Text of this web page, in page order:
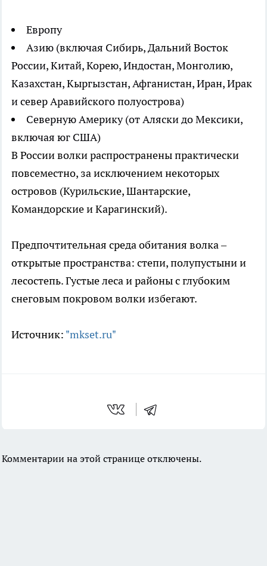
Европу
Азию (включая Сибирь, Дальний Восток
России, Китай, Корею, Индостан, Монголию,
Казахстан, Кыргызстан, Афганистан, Иран, Ирак
и север Аравийского полуострова)
Северную Америку (от Аляски до Мексики,
включая юг США)
В России волки распространены практически
повсеместно, за исключением некоторых
островов (Курильские, Шантарские,
Командорские и Карагинский).
Предпочтительная среда обитания волка –
открытые пространства: степи, полупустыни и
лесостепь. Густые леса и районы с глубоким
снеговым покровом волки избегают.
Источник: "mkset.ru"
Комментарии на этой странице отключены.